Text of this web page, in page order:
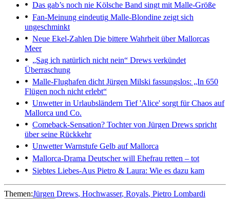
Das gab’s noch nie Kölsche Band singt mit Malle-Größe
Fan-Meinung eindeutig Malle-Blondine zeigt sich
ungeschminkt
Neue Ekel-Zahlen Die bittere Wahrheit über Mallorcas
Meer
„Sag ich natürlich nicht nein“ Drews verkündet
Überraschung
Malle-Flughafen dicht Jürgen Milski fassungslos: „In 650
Flügen noch nicht erlebt“
Unwetter in Urlaubsländern Tief 'Alice' sorgt für Chaos auf
Mallorca und Co.
Comeback-Sensation? Tochter von Jürgen Drews spricht
über seine Rückkehr
UnwetterWarnstufe Gelb auf Mallorca
Mallorca-Drama Deutscher will Ehefrau retten – tot
Siebtes Liebes-Aus Pietro & Laura: Wie es dazu kam
Themen:Jürgen Drews Hochwasser Royals Pietro Lombardi